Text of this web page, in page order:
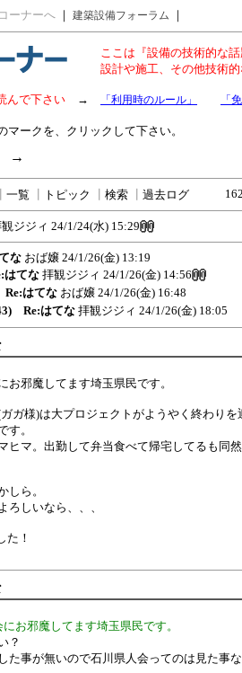
ーナーへ ｜ 建築設備フォーラム ｜
ここは『設備の技術的な
設計や施工、その他技術
んで下さい → 「利用時のルール」 「
マークを、クリックして下さい。
→
一覧 トピック 検索 過去ログ
ジジィ 24/1/24(水) 15:29
な おば嬢 24/1/26(金) 13:19
てな 拝観ジジィ 24/1/26(金) 14:56
はてな おば嬢 24/1/26(金) 16:48
Re:はてな 拝観ジジィ 24/1/26(金) 18:05
お邪魔してます埼玉県民です。
ガ様)は大プロジェクトがようやく終わりを
す。
ヒマ。出勤して弁当食べて帰宅してるも同然
しら。
ろしいなら、、、
た！
お邪魔してます埼玉県民です。
？
た事が無いので石川県人会ってのは見た事